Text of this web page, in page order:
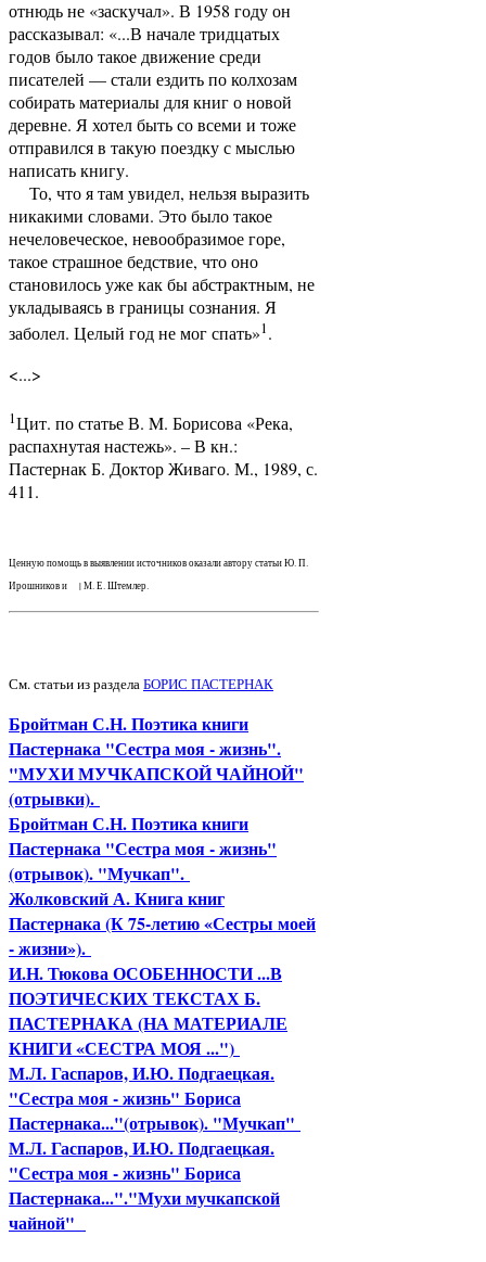
отнюдь не «заскучал». В 1958 году он
рассказывал: «...В начале тридцатых
годов было такое движение среди
писателей — стали ездить по колхозам
собирать материалы для книг о новой
деревне. Я хотел быть со всеми и тоже
отправился в такую поездку с мыслью
написать книгу.
То, что я там увидел, нельзя выразить
никакими словами. Это было такое
нечеловеческое, невообразимое горе,
такое страшное бедствие, что оно
становилось уже как бы абстрактным, не
укладываясь в границы сознания. Я
заболел. Целый год не мог спать»1.
<...>
1Цит. по статье В. M. Борисова «Река,
распахнутая настежь». – В кн.:
Пастернак Б. Доктор Живаго. М., 1989, с.
411.
Ценную помощь в выявлении источников оказали автору статьи Ю. П.
Ирошников и | М. Е. Штемлер.
См. статьи из разделаБОРИС ПАСТЕРНАК
Бройтман С.Н. Поэтика книги
Пастернака "Сестра моя - жизнь".
"МУХИ МУЧКАПСКОЙ ЧАЙНОЙ"
(отрывки).
Бройтман С.Н. Поэтика книги
Пастернака "Сестра моя - жизнь"
(отрывок). "Мучкап".
Жолковский А. Книга книг
Пастернака (К 75-летию «Сестры моей
- жизни»).
И.Н. Тюкова ОСОБЕННОСТИ ...В
ПОЭТИЧЕСКИХ ТЕКСТАХ Б.
ПАСТЕРНАКА (НА МАТЕРИАЛЕ
КНИГИ «СЕСТРА МОЯ ...")
М.Л. Гаспаров, И.Ю. Подгаецкая.
"Сестра моя - жизнь" Бориса
Пастернака..."(отрывок). "Мучкап"
М.Л. Гаспаров, И.Ю. Подгаецкая.
"Сестра моя - жизнь" Бориса
Пастернака..."."Мухи мучкапской
чайной"